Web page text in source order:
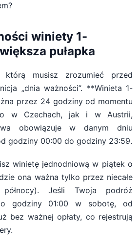
winiety 1-
pułapka
którą musisz zrozumieć przed
„dnia ważności”. **Winieta 1-
przez 24 godziny od momentu
w Czechach, jak i w Austrii,
obowiązuje w danym dniu
godziny 00:00 do godziny 23:59.
winietę jednodniową w piątek o
ona ważna tylko przez niecałe
Jeśli Twoja podróż
godziny 01:00 w sobotę, od
bez ważnej opłaty, co rejestrują